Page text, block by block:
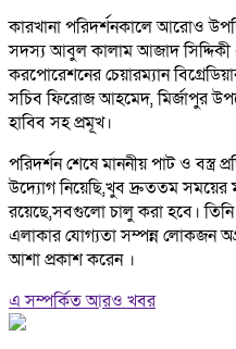
কারখানা পরিদর্শনকালে আরোও
সদস্য আবুল কালাম আজাদ সিদ্দিকী
করপোরেশনের চেয়ারম্যান
সচিব ফিরোজ আহমেদ, মির্জাপুর
হাবিব সহ প্রমূখ।
পরিদর্শন শেষে মাননীয় পাট ও
উদ্যোগ নিয়েছি,খুব দ্রুততম সময়ের
রয়েছে,সবগুলো চালু করা হবে।
এলাকার যোগ্যতা সম্পন্ন লোকজন
আশা প্রকাশ করেন ।
এ সম্পর্কিত আরও খবর